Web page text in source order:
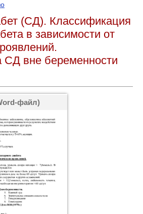
(СД). Классификация
в зависимости от
СД вне беременности
файл)